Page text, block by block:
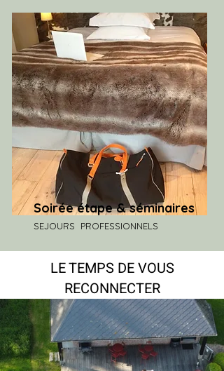
Soirée étape & séminaires
SEJOURS PROFESSIONNELS
LE TEMPS DE VOUS
RECONNECTER